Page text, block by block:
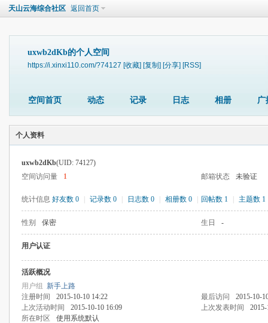
天山云海综合社区 返回首页
uxwb2dKb的个人空间
https://i.xinxi110.com/?74127 [收藏] [复制] [分享] [RSS]
空间首页 动态 记录 日志 相册 广
个人资料
uxwb2dKb(UID: 74127)
空间访问量
1 邮箱状态 未验证
统计信息 好友数 0 记录数 0 日志数 0 相册数 0 回帖数 1 主题数 1
性别 保密 生日 -
用户认证
活跃概况
用户组 新手上路
注册时间
2015-10-10 14:22 最后访问
2015-10-
上次活动时间
2015-10-10 16:09 上次发表时间
所在时区
使用系统默认